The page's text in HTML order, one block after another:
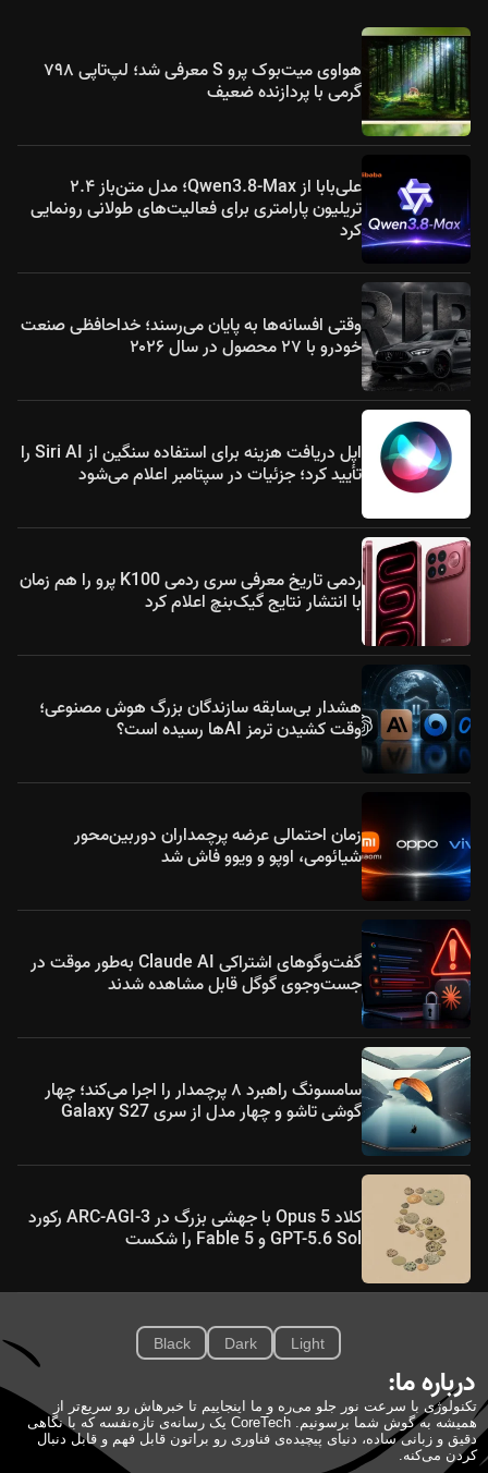
هواوی میت‌بوک پرو S معرفی شد؛ لپ‌تاپی ۷۹۸
گرمی با پردازنده ضعیف
علی‌بابا از Qwen3.8-Max؛ مدل متن‌باز ۲.۴
تریلیون پارامتری برای فعالیت‌های طولانی رونمایی
کرد
وقتی افسانه‌ها به پایان می‌رسند؛ خداحافظی صنعت
خودرو با ۲۷ محصول در سال ۲۰۲۶
اپل دریافت هزینه برای استفاده سنگین از Siri AI را
تأیید کرد؛ جزئیات در سپتامبر اعلام می‌شود
ردمی تاریخ معرفی سری ردمی K100 پرو را هم زمان
با انتشار نتایج گیک‌بنچ اعلام کرد
هشدار بی‌سابقه سازندگان بزرگ هوش مصنوعی؛
وقت کشیدن ترمز AIها رسیده است؟
زمان احتمالی عرضه پرچمداران دوربین‌محور
شیائومی، اوپو و ویوو فاش شد
گفت‌وگوهای اشتراکی Claude AI به‌طور موقت در
جست‌وجوی گوگل قابل مشاهده شدند
سامسونگ راهبرد ۸ پرچمدار را اجرا می‌کند؛ چهار
گوشی تاشو و چهار مدل از سری Galaxy S27
کلاد Opus 5 با جهشی بزرگ در ARC-AGI-3 رکورد
GPT-5.6 Sol و Fable 5 را شکست
Light
Dark
Black
درباره ما:
تکنولوژی با سرعت نور جلو می‌ره و ما اینجاییم تا خبرهاش رو سریع‌تر از
همیشه به گوش شما برسونیم. CoreTech یک رسانه‌ی تازه‌نفسه که با نگاهی
دقیق و زبانی ساده، دنیای پیچیده‌ی فناوری رو براتون قابل فهم و قابل دنبال
کردن می‌کنه.